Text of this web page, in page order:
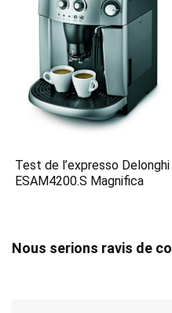
Test de l’expresso Delonghi
ESAM4200.S Magnifica
Nous serions ravis de